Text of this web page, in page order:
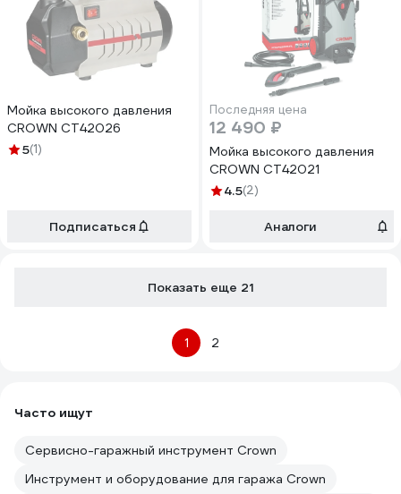
Мойка высокого давления
CROWN CT42026
5(1)
Подписаться
Последняя цена
12 490 ₽
Мойка высокого давления
CROWN CT42021
4.5(2)
Аналоги
Показать еще 21
1 2
Часто ищут
Сервисно-гаражный инструмент Crown
Инструмент и оборудование для гаража Crown